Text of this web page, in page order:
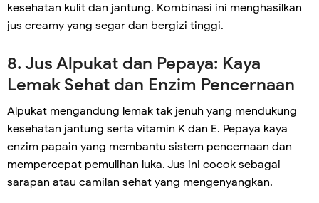
kesehatan kulit dan jantung. Kombinasi ini menghasilkan
jus creamy yang segar dan bergizi tinggi.
8. Jus Alpukat dan Pepaya: Kaya
Lemak Sehat dan Enzim Pencernaan
Alpukat mengandung lemak tak jenuh yang mendukung
kesehatan jantung serta vitamin K dan E. Pepaya kaya
enzim papain yang membantu sistem pencernaan dan
mempercepat pemulihan luka. Jus ini cocok sebagai
sarapan atau camilan sehat yang mengenyangkan.